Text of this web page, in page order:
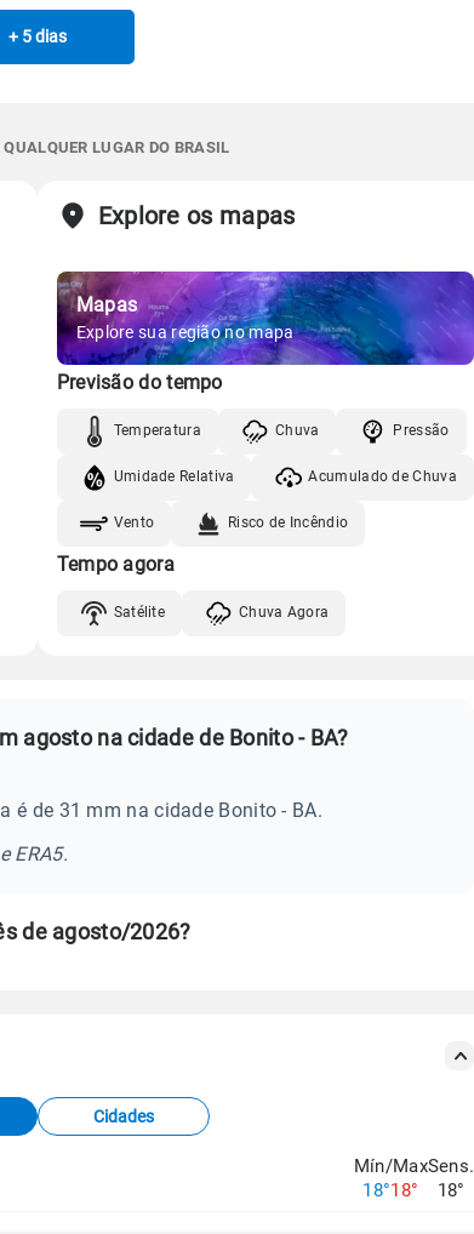
06:01h às 17:40h
Chuva
Vento Umidade
ManhãTarde
0.0mm
06:00h às 17:40h
Minguante
Gráfico
Vento Umidade
+ 5 dias
LUGAR DO BRASIL
Explore os mapas
Mapas
Explore sua região no mapa
Previsão do tempo
Temperatura Chuva Pressão
Umidade Relativa Acumulado de Chuva
Vento Risco de Incêndio
Tempo agora
Satélite Chuva Agora
agosto na cidade de Bonito - BA?
é de 31 mm na cidade Bonito - BA.
ERA5.
de agosto/2026?
Cidades
Mín/Max
18°18°
Sens.
18°